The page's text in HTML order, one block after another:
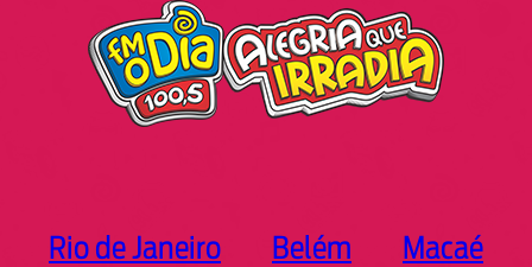
Rio de Janeiro Belém
Macaé